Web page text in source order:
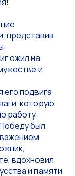
представив
ожил на
и
подвига
которую
работу
был
вдохновил
и памяти